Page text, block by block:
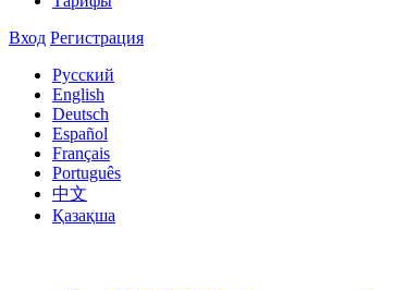
Вход Регистрация
Русский
English
Deutsch
Español
Français
Português
中文
Қазақша